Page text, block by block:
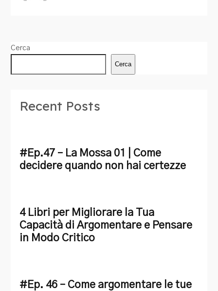
Cerca
Cerca
Recent Posts
#Ep.47 – La Mossa 01 | Come
decidere quando non hai certezze
4 Libri per Migliorare la Tua
Capacità di Argomentare e Pensare
in Modo Critico
#Ep. 46 – Come argomentare le tue